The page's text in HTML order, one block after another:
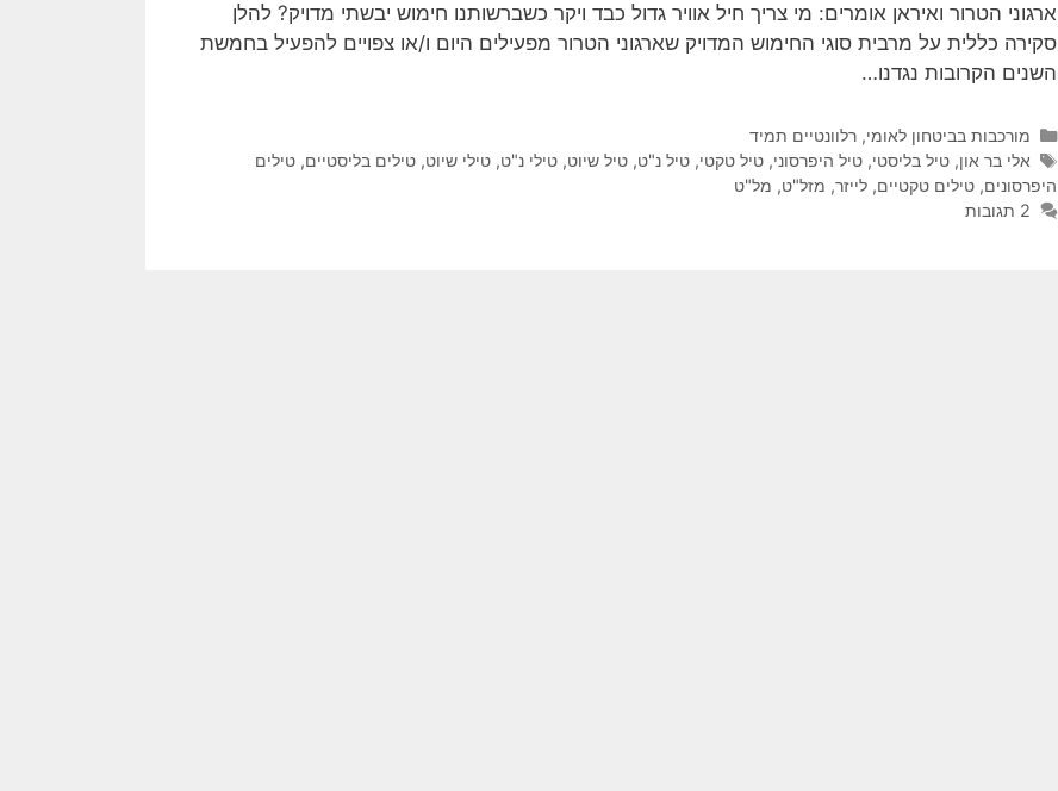
ארגוני הטרור ואיראן אומרים: מי צריך חיל אוויר גדול כבד ויקר כשברשותנו חימוש יבשתי מדויק? להלן
סקירה כללית על מרבית סוגי החימוש המדויק שארגוני הטרור מפעילים היום ו/או צפויים להפעיל בחמשת
השנים הקרובות נגדנו…
קטגוריות
מורכבות בביטחון לאומי, רלוונטיים תמיד
תגיות
אלי בר און, טיל בליסטי, טיל היפרסוני, טיל טקטי, טיל נ"ט, טיל שיוט, טילי נ"ט, טילי שיוט, טילים בליסטיים, טילים
היפרסונים, טילים טקטיים, לייזר, מזל"ט, מל"ט
2 תגובות